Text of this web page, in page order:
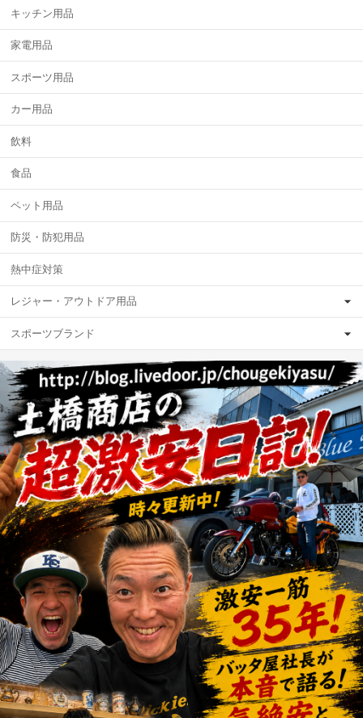
キッチン用品
家電用品
スポーツ用品
カー用品
飲料
食品
ペット用品
防災・防犯用品
熱中症対策
レジャー・アウトドア用品
スポーツブランド